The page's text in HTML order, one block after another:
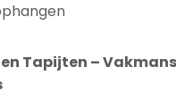
Tapijten –